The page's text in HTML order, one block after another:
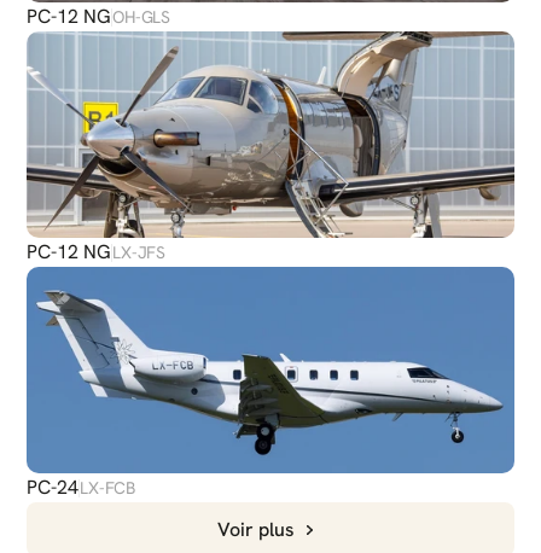
PC-12 NGOH-GLS
PC-12 NGLX-JFS
PC-24LX-FCB
Voir plus